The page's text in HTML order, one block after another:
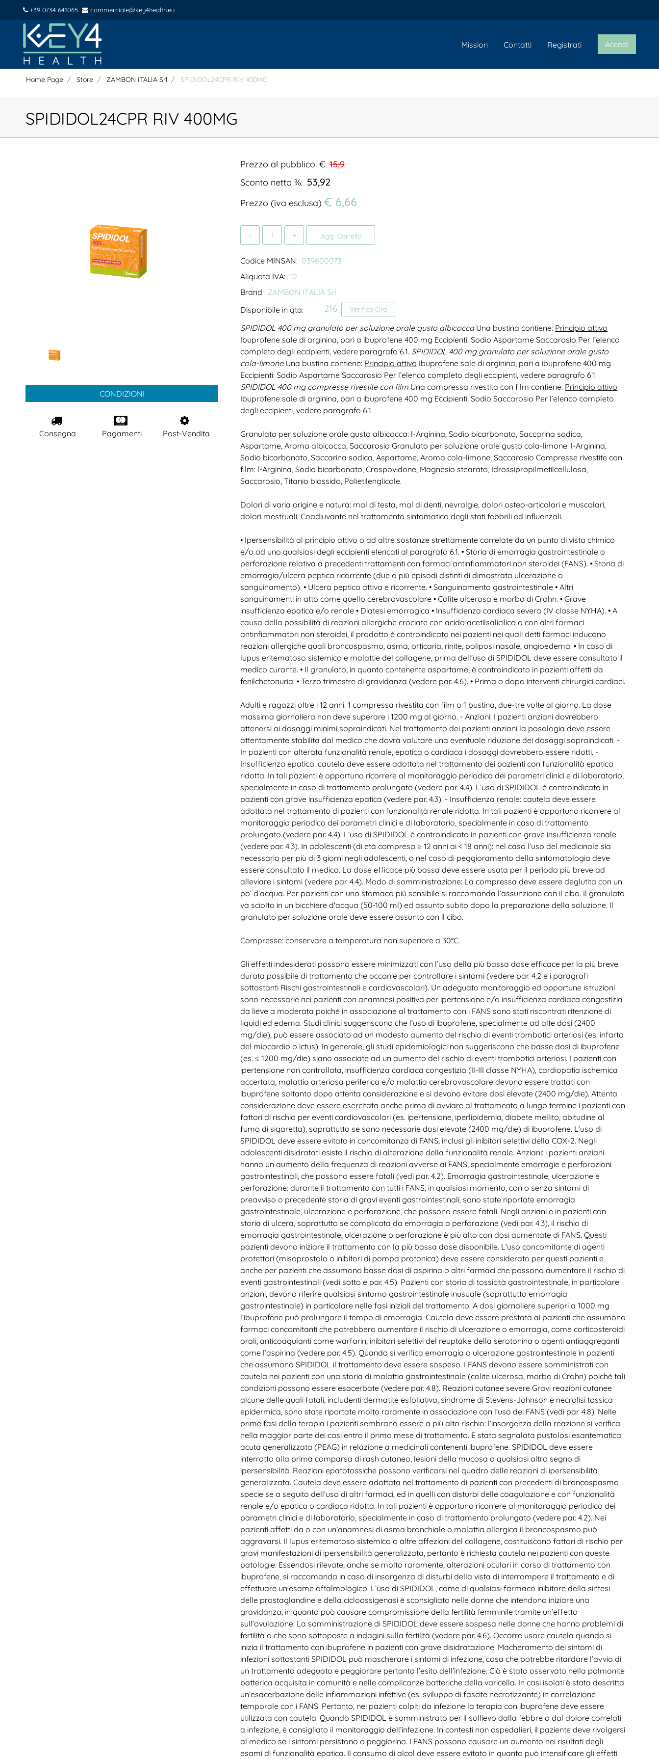
+39 0734 641065 commerciale@key4health.eu
Mission Contatti Registrati Accedi
Home Page Store ZAMBON ITALIA Srl SPIDIDOL24CPR RIV 400MG
SPIDIDOL24CPR RIV 400MG
CONDIZIONI
Consegna Pagamenti Post-Vendita
Prezzo al pubblico: € 15,9
Sconto netto %: 53,92
Prezzo (iva esclusa) € 6,66
Agg. Carrello
Codice MINSAN: 039600073
Aliquota IVA: 10
Brand: ZAMBON ITALIA Srl
Disponibile in qta:
Verifica Ora
216
SPIDIDOL 400 mg granulato per soluzione orale gusto albicoccaUna bustina contiene: Principio attivo
Ibuprofene sale di arginina, pari a ibuprofene 400 mg Eccipienti: Sodio Aspartame Saccarosio Per l’elenco
completo degli eccipienti, vedere paragrafo 6.1. SPIDIDOL 400 mg granulato per soluzione orale gusto
cola-limoneUna bustina contiene: Principio attivo Ibuprofene sale di arginina, pari a ibuprofene 400 mg
Eccipienti: Sodio Aspartame Saccarosio Per l’elenco completo degli eccipienti, vedere paragrafo 6.1.
SPIDIDOL 400 mg compresse rivestite con film Una compressa rivestita con film contiene: Principio attivo
Ibuprofene sale di arginina, pari a ibuprofene 400 mg Eccipienti: Sodio Saccarosio Per l’elenco completo
degli eccipienti, vedere paragrafo 6.1.
Granulato per soluzione orale gusto albicocca: l-Arginina, Sodio bicarbonato, Saccarina sodica,
Aspartame, Aroma albicocca, Saccarosio Granulato per soluzione orale gusto cola-limone: l-Arginina,
Sodio bicarbonato, Saccarina sodica, Aspartame, Aroma cola-limone, Saccarosio Compresse rivestite con
film: l-Arginina, Sodio bicarbonato, Crospovidone, Magnesio stearato, Idrossipropilmetilcellulosa,
Saccarosio, Titanio biossido, Polietilenglicole.
Dolori di varia origine e natura: mal di testa, mal di denti, nevralgie, dolori osteo-articolari e muscolari,
dolori mestruali. Coadiuvante nel trattamento sintomatico degli stati febbrili ed influenzali.
• Ipersensibilità al principio attivo o ad altre sostanze strettamente correlate da un punto di vista chimico
e/o ad uno qualsiasi degli eccipienti elencati al paragrafo 6.1. • Storia di emorragia gastrointestinale o
perforazione relativa a precedenti trattamenti con farmaci antinfiammatori non steroidei (FANS). • Storia di
emorragia/ulcera peptica ricorrente (due o più episodi distinti di dimostrata ulcerazione o
sanguinamento). • Ulcera peptica attiva e ricorrente. • Sanguinamento gastrointestinale • Altri
sanguinamenti in atto come quello cerebrovascolare • Colite ulcerosa e morbo di Crohn. • Grave
insufficienza epatica e/o renale • Diatesi emorragica • Insufficienza cardiaca severa (IV classe NYHA). • A
causa della possibilità di reazioni allergiche crociate con acido acetilsalicilico o con altri farmaci
antinfiammatori non steroidei, il prodotto è controindicato nei pazienti nei quali detti farmaci inducono
reazioni allergiche quali broncospasmo, asma, orticaria, rinite, poliposi nasale, angioedema. • In caso di
lupus eritematoso sistemico e malattie del collagene, prima dell'uso di SPIDIDOL deve essere consultato il
medico curante. • Il granulato, in quanto contenente aspartame, è controindicato in pazienti affetti da
fenilchetonuria. • Terzo trimestre di gravidanza (vedere par. 4.6). • Prima o dopo interventi chirurgici cardiaci.
Adulti e ragazzi oltre i 12 anni: 1 compressa rivestita con film o 1 bustina, due-tre volte al giorno. La dose
massima giornaliera non deve superare i 1200 mg al giorno. - Anziani: I pazienti anziani dovrebbero
attenersi ai dosaggi minimi sopraindicati. Nel trattamento dei pazienti anziani la posologia deve essere
attentamente stabilita dal medico che dovrà valutare una eventuale riduzione dei dosaggi sopraindicati. -
In pazienti con alterata funzionalità renale, epatica o cardiaca i dosaggi dovrebbero essere ridotti. -
Insufficienza epatica: cautela deve essere adottata nel trattamento dei pazienti con funzionalità epatica
ridotta. In tali pazienti è opportuno ricorrere al monitoraggio periodico dei parametri clinici e di laboratorio,
specialmente in caso di trattamento prolungato (vedere par. 4.4). L’uso di SPIDIDOL è controindicato in
pazienti con grave insufficienza epatica (vedere par. 4.3). - Insufficienza renale: cautela deve essere
adottata nel trattamento di pazienti con funzionalità renale ridotta. In tali pazienti è opportuno ricorrere al
monitoraggio periodico dei parametri clinici e di laboratorio, specialmente in caso di trattamento
prolungato (vedere par. 4.4). L’uso di SPIDIDOL è controindicato in pazienti con grave insufficienza renale
(vedere par. 4.3). In adolescenti (di età compresa ≥ 12 anni ai < 18 anni): nel caso l’uso del medicinale sia
necessario per più di 3 giorni negli adolescenti, o nel caso di peggioramento della sintomatologia deve
essere consultato il medico. La dose efficace più bassa deve essere usata per il periodo più breve ad
alleviare i sintomi (vedere par. 4.4). Modo di somministrazione: La compressa deve essere deglutita con un
po’ d’acqua. Per pazienti con uno stomaco più sensibile si raccomanda l’assunzione con il cibo. Il granulato
va sciolto in un bicchiere d'acqua (50-100 ml) ed assunto subito dopo la preparazione della soluzione. Il
granulato per soluzione orale deve essere assunto con il cibo.
Compresse: conservare a temperatura non superiore a 30°C.
Gli effetti indesiderati possono essere minimizzati con l’uso della più bassa dose efficace per la più breve
durata possibile di trattamento che occorre per controllare i sintomi (vedere par. 4.2 e i paragrafi
sottostanti Rischi gastrointestinali e cardiovascolari). Un adeguato monitoraggio ed opportune istruzioni
sono necessarie nei pazienti con anamnesi positiva per ipertensione e/o insufficienza cardiaca congestizia
da lieve a moderata poiché in associazione al trattamento con i FANS sono stati riscontrati ritenzione di
liquidi ed edema. Studi clinici suggeriscono che l’uso di ibuprofene, specialmente ad alte dosi (2400
mg/die), può essere associato ad un modesto aumento del rischio di eventi trombotici arteriosi (es. infarto
del miocardio o ictus). In generale, gli studi epidemiologici non suggeriscono che basse dosi di ibuprofene
(es. ≤ 1200 mg/die) siano associate ad un aumento del rischio di eventi trombotici arteriosi. I pazienti con
ipertensione non controllata, insufficienza cardiaca congestizia (II-III classe NYHA), cardiopatia ischemica
accertata, malattia arteriosa periferica e/o malattia cerebrovascolare devono essere trattati con
ibuprofene soltanto dopo attenta considerazione e si devono evitare dosi elevate (2400 mg/die). Attenta
considerazione deve essere esercitata anche prima di avviare al trattamento a lungo termine i pazienti con
fattori di rischio per eventi cardiovascolari (es. ipertensione, iperlipidemia, diabete mellito, abitudine al
fumo di sigaretta), soprattutto se sono necessarie dosi elevate (2400 mg/die) di ibuprofene. L’uso di
SPIDIDOL deve essere evitato in concomitanza di FANS, inclusi gli inibitori selettivi della COX-2. Negli
adolescenti disidratati esiste il rischio di alterazione della funzionalità renale. Anziani: i pazienti anziani
hanno un aumento della frequenza di reazioni avverse ai FANS, specialmente emorragie e perforazioni
gastrointestinali, che possono essere fatali (vedi par. 4.2). Emorragia gastrointestinale, ulcerazione e
perforazione: durante il trattamento con tutti i FANS, in qualsiasi momento, con o senza sintomi di
preavviso o precedente storia di gravi eventi gastrointestinali, sono state riportate emorragia
gastrointestinale, ulcerazione e perforazione, che possono essere fatali. Negli anziani e in pazienti con
storia di ulcera, soprattutto se complicata da emorragia o perforazione (vedi par. 4.3), il rischio di
emorragia gastrointestinale, ulcerazione o perforazione è più alto con dosi aumentate di FANS. Questi
pazienti devono iniziare il trattamento con la più bassa dose disponibile. L’uso concomitante di agenti
protettori (misoprostolo o inibitori di pompa protonica) deve essere considerato per questi pazienti e
anche per pazienti che assumono basse dosi di aspirina o altri farmaci che possono aumentare il rischio di
eventi gastrointestinali (vedi sotto e par. 4.5). Pazienti con storia di tossicità gastrointestinale, in particolare
anziani, devono riferire qualsiasi sintomo gastrointestinale inusuale (soprattutto emorragia
gastrointestinale) in particolare nelle fasi iniziali del trattamento. A dosi giornaliere superiori a 1000 mg
l’ibuprofene può prolungare il tempo di emorragia. Cautela deve essere prestata ai pazienti che assumono
farmaci concomitanti che potrebbero aumentare il rischio di ulcerazione o emorragia, come corticosteroidi
orali, anticoagulanti come warfarin, inibitori selettivi del reuptake della serotonina o agenti antiaggreganti
come l’aspirina (vedere par. 4.5). Quando si verifica emorragia o ulcerazione gastrointestinale in pazienti
che assumono SPIDIDOL il trattamento deve essere sospeso. I FANS devono essere somministrati con
cautela nei pazienti con una storia di malattia gastrointestinale (colite ulcerosa, morbo di Crohn) poiché tali
condizioni possono essere esacerbate (vedere par. 4.8). Reazioni cutanee severe Gravi reazioni cutanee
alcune delle quali fatali, includenti dermatite esfoliativa, sindrome di Stevens-Johnson e necrolisi tossica
epidermica, sono state riportate molto raramente in associazione con l’uso dei FANS (vedi par. 4.8). Nelle
prime fasi della terapia i pazienti sembrano essere a più alto rischio: l’insorgenza della reazione si verifica
nella maggior parte dei casi entro il primo mese di trattamento. È stata segnalata pustolosi esantematica
acuta generalizzata (PEAG) in relazione a medicinali contenenti ibuprofene. SPIDIDOL deve essere
interrotto alla prima comparsa di rash cutaneo, lesioni della mucosa o qualsiasi altro segno di
ipersensibilità. Reazioni epatotossiche possono verificarsi nel quadro delle reazioni di ipersensibilità
generalizzata. Cautela deve essere adottata nel trattamento di pazienti con precedenti di broncospasmo
specie se a seguito dell'uso di altri farmaci, ed in quelli con disturbi delle coagulazione e con funzionalità
renale e/o epatica o cardiaca ridotta. In tali pazienti è opportuno ricorrere al monitoraggio periodico dei
parametri clinici e di laboratorio, specialmente in caso di trattamento prolungato (vedere par. 4.2). Nei
pazienti affetti da o con un’anamnesi di asma bronchiale o malattia allergica il broncospasmo può
aggravarsi. Il lupus eritematoso sistemico o altre affezioni del collagene, costituiscono fattori di rischio per
gravi manifestazioni di ipersensibilità generalizzata, pertanto è richiesta cautela nei pazienti con queste
patologie. Essendosi rilevate, anche se molto raramente, alterazioni oculari in corso di trattamento con
ibuprofene, si raccomanda in caso di insorgenza di disturbi della vista di interrompere il trattamento e di
effettuare un'esame oftalmologico. L’uso di SPIDIDOL, come di qualsiasi farmaco inibitore della sintesi
delle prostaglandine e della cicloossigenasi è sconsigliato nelle donne che intendono iniziare una
gravidanza, in quanto può causare compromissione della fertilità femminile tramite un’effetto
sull’ovulazione. La somministrazione di SPIDIDOL deve essere sospesa nelle donne che hanno problemi di
fertilità o che sono sottoposte a indagini sulla fertilità (vedere par. 4.6). Occorre usare cautela quando si
inizia il trattamento con ibuprofene in pazienti con grave disidratazione. Macheramento dei sintomi di
infezioni sottostanti SPIDIDOL può mascherare i sintomi di infezione, cosa che potrebbe ritardare l’avvio di
un trattamento adeguato e peggiorare pertanto l’esito dell’infezione. Ciò è stato osservato nella polmonite
batterica acquisita in comunità e nelle complicanze batteriche della varicella. In casi isolati è stata descritta
un’esacerbazione delle infiammazioni infettive (es. sviluppo di fascite necrotizzante) in correlazione
temporale con i FANS. Pertanto, nei pazienti colpiti da infezione la terapia con ibuprofene deve essere
utilizzata con cautela. Quando SPIDIDOL è somministrato per il sollievo dalla febbre o dal dolore correlati
a infezione, è consigliato il monitoraggio dell’infezione. In contesti non ospedalieri, il paziente deve rivolgersi
al medico se i sintomi persistono o peggiorino. I FANS possono causare un aumento nei risultati degli
esami di funzionalità epatica. Il consumo di alcol deve essere evitato in quanto può intensificare gli effetti